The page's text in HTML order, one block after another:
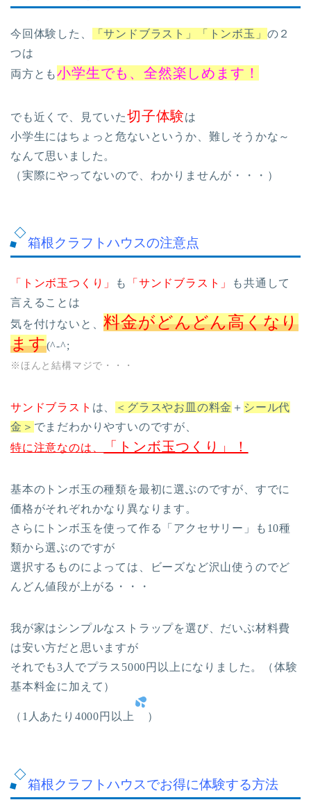
今回体験した、 「サンドブラスト」「トンボ玉」 の２
つは
両方とも小学生でも、全然楽しめます！
でも近くで、見ていた切子体験は
小学生にはちょっと危ないというか、難しそうかな～
なんて思いました。
（実際にやってないので、わかりませんが・・・）
箱根クラフトハウスの注意点
「トンボ玉つくり」 も 「サンドブラスト」
も共通して
言えることは
気を付けないと、料金がどんどん高くなり
ます(^-^;
※ほんと結構マジで・・・
サンドブラスト は、 ＜グラスやお皿の料金 ＋ シール代
金＞ でまだわかりやすいのですが、
特に注意なのは、
「トンボ玉つくり」！
基本のトンボ玉の種類を最初に選ぶのですが、すでに
価格がそれぞれかなり異なります。
さらにトンボ玉を使って作る「アクセサリー」も10種
類から選ぶのですが
選択するものによっては、ビーズなど沢山使うのでど
んどん値段が上がる・・・
我が家はシンプルなストラップを選び、だいぶ材料費
は安い方だと思いますが
それでも3人でプラス5000円以上になりました。（体験
基本料金に加えて）
（1人あたり4000円以上 ）
箱根クラフトハウスでお得に体験する方法